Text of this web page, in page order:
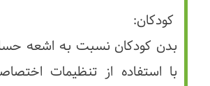
کودکان:
بدن کودکان نسبت به اشعه
با استفاده از تنظیمات